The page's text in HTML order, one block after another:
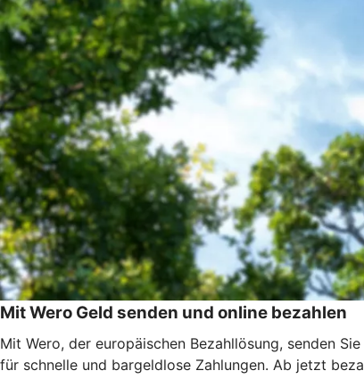
Mit Wero Geld senden und online bezahlen
Mit Wero, der europäischen Bezahllösung, senden
für schnelle und bargeldlose Zahlungen. Ab jetzt